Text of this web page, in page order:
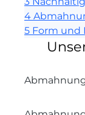
4
5 Form und